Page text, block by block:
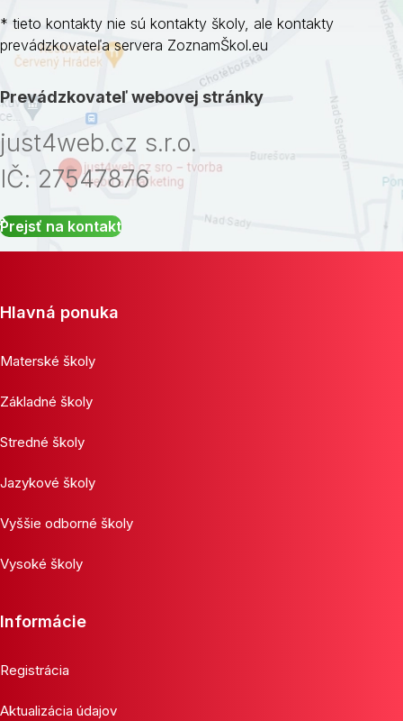
* tieto kontakty nie sú kontakty školy, ale kontakty
prevádzkovateľa servera ZoznamŠkol.eu
Prevádzkovateľ webovej stránky
just4web.cz s.r.o.
IČ: 27547876
Prejsť na kontakt
Hlavná ponuka
Materské školy
Základné školy
Stredné školy
Jazykové školy
Vyššie odborné školy
Vysoké školy
Informácie
Registrácia
Aktualizácia údajov